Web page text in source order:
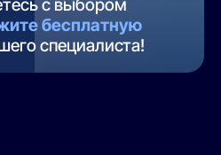
с выбором
бесплатную
специалиста!